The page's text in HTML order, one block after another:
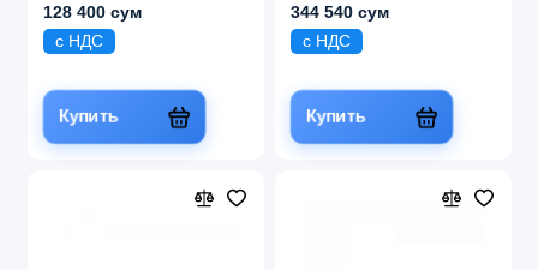
128 400 сум
с НДС
Купить
344 540 сум
с НДС
Купить